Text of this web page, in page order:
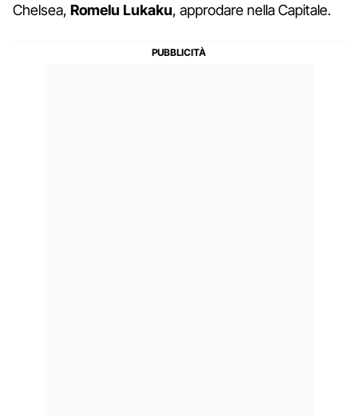
Chelsea, Romelu Lukaku, approdare nella Capitale.